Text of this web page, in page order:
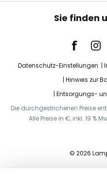
Sie finden
Datenschutz-Einstellungen
Hinweis zur
Entsorgungs-
Die durchgestrichenen Preise
Alle Preise in €, inkl. 19 %
© 2026